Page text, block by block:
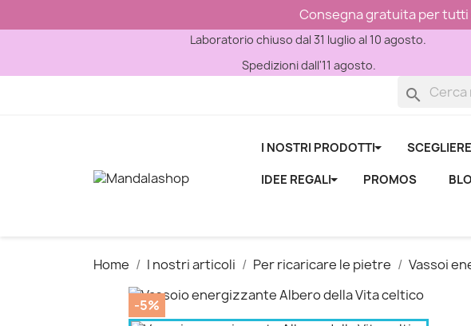
Consegna gratuita per tutti
Laboratorio chiuso dal 31 luglio al 10 agosto.
Spedizioni dall'11 agosto.
search
I NOSTRI PRODOTTI
IDEE REGALI
PROMOS
Home I nostri articoli Per ricaricare le pietre Vassoi
-5%